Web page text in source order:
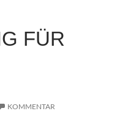
FÜR
KOMMENTAR